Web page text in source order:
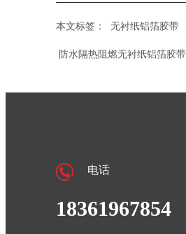
本文标签： 无衬纸铝箔胶带
防水隔热阻燃无衬纸铝箔胶带
电话
18361967854